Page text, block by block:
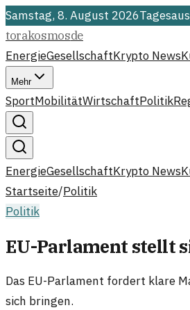
Samstag, 8. August 2026
torakosmosde
EnergieGesellschaftKrypto News
Mehr
SportMobilitätWirtschaftPolitik
EnergieGesellschaftKrypto News
Startseite/Politik
Politik
EU-Parlament stellt
Das EU-Parlament fordert klare
sich bringen.